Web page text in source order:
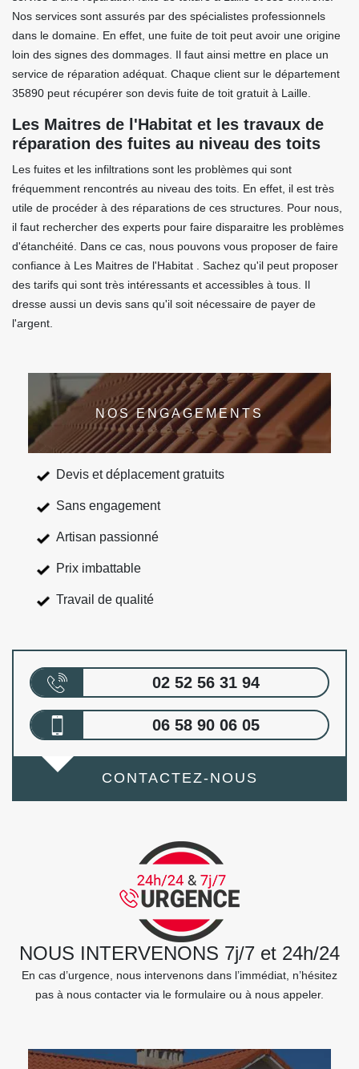
Nos services sont assurés par des spécialistes professionnels
dans le domaine. En effet, une fuite de toit peut avoir une origine
loin des signes des dommages. Il faut ainsi mettre en place un
service de réparation adéquat. Chaque client sur le département
35890 peut récupérer son devis fuite de toit gratuit à Laille.
Les Maitres de l'Habitat et les travaux de
réparation des fuites au niveau des toits
Les fuites et les infiltrations sont les problèmes qui sont
fréquemment rencontrés au niveau des toits. En effet, il est très
utile de procéder à des réparations de ces structures. Pour nous,
il faut rechercher des experts pour faire disparaitre les problèmes
d'étanchéité. Dans ce cas, nous pouvons vous proposer de faire
confiance à Les Maitres de l'Habitat . Sachez qu'il peut proposer
des tarifs qui sont très intéressants et accessibles à tous. Il
dresse aussi un devis sans qu'il soit nécessaire de payer de
l'argent.
NOS ENGAGEMENTS
Devis et déplacement gratuits
Sans engagement
Artisan passionné
Prix imbattable
Travail de qualité
02 52 56 31 94
06 58 90 06 05
CONTACTEZ-NOUS
NOUS INTERVENONS 7j/7 et 24h/24
En cas d’urgence, nous intervenons dans l’immédiat, n’hésitez
pas à nous contacter via le formulaire ou à nous appeler.